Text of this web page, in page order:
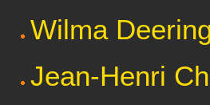
Wilma
Jean-Henri